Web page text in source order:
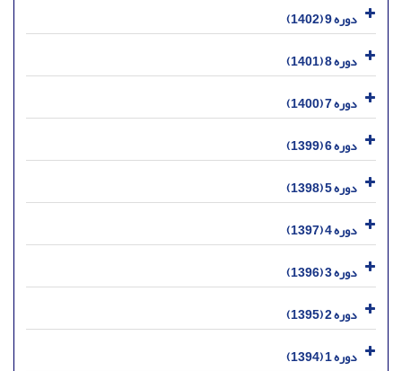
دوره 9 (1402)
دوره 8 (1401)
دوره 7 (1400)
دوره 6 (1399)
دوره 5 (1398)
دوره 4 (1397)
دوره 3 (1396)
دوره 2 (1395)
دوره 1 (1394)